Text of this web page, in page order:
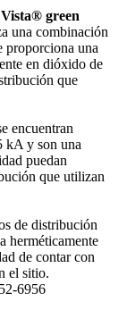
green
una combinación
proporciona una
en dióxido de
que
encuentran
kA y son una
puedan
que utilizan
de distribución
herméticamente
de contar con
el sitio.
6956